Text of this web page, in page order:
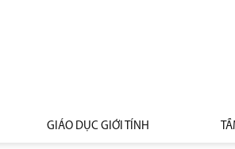
GIÁO DỤC GIỚI TÍNH